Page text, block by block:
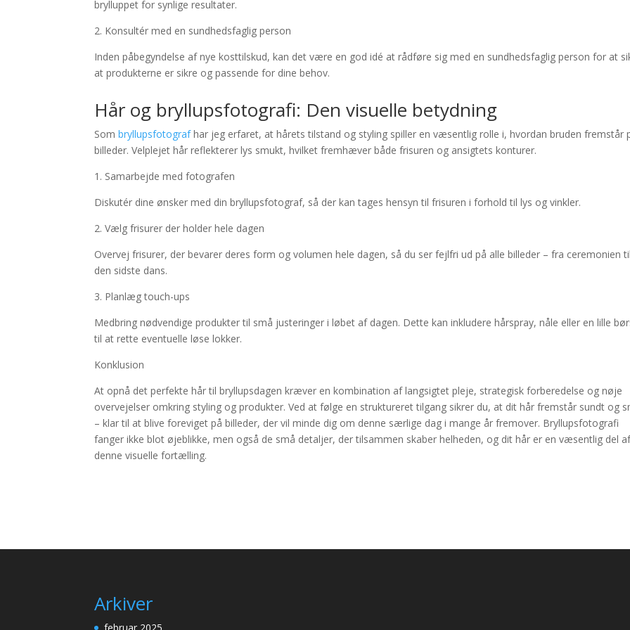
brylluppet for synlige resultater.
2. Konsultér med en sundhedsfaglig person
Inden påbegyndelse af nye kosttilskud, kan det være en god idé at rådføre sig med en sundhedsfaglig person for at
at produkterne er sikre og passende for dine behov.
Hår og bryllupsfotografi: Den visuelle betydning
Sombryllupsfotografhar jeg erfaret, at hårets tilstand og styling spiller en væsentlig rolle i, hvordan bruden fremstår
billeder. Velplejet hår reflekterer lys smukt, hvilket fremhæver både frisuren og ansigtets konturer.
1. Samarbejde med fotografen
Diskutér dine ønsker med din bryllupsfotograf, så der kan tages hensyn til frisuren i forhold til lys og vinkler.
2. Vælg frisurer der holder hele dagen
Overvej frisurer, der bevarer deres form og volumen hele dagen, så du ser fejlfri ud på alle billeder – fra ceremonien til
den sidste dans.
3. Planlæg touch-ups
Medbring nødvendige produkter til små justeringer i løbet af dagen. Dette kan inkludere hårspray, nåle eller en lille
til at rette eventuelle løse lokker.
Konklusion
At opnå det perfekte hår til bryllupsdagen kræver en kombination af langsigtet pleje, strategisk forberedelse og nøje
overvejelser omkring styling og produkter. Ved at følge en struktureret tilgang sikrer du, at dit hår fremstår sundt og
– klar til at blive foreviget på billeder, der vil minde dig om denne særlige dag i mange år fremover. Bryllupsfotografi
fanger ikke blot øjeblikke, men også de små detaljer, der tilsammen skaber helheden, og dit hår er en væsentlig del
denne visuelle fortælling.
Arkiver